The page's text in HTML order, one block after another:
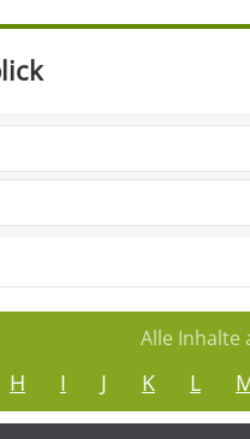
Alle Inhalte
H I J K L